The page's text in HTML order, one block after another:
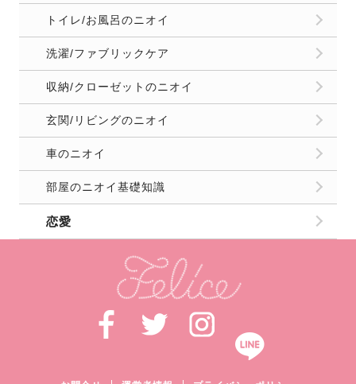
トイレ/お風呂のニオイ
洗濯/ファブリックケア
収納/クローゼットのニオイ
玄関/リビングのニオイ
車のニオイ
部屋のニオイ基礎知識
恋愛